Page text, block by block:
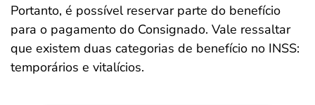
Portanto, é possível reservar parte do benefício
para o pagamento do Consignado. Vale ressaltar
que existem duas categorias de benefício no INSS:
temporários e vitalícios.